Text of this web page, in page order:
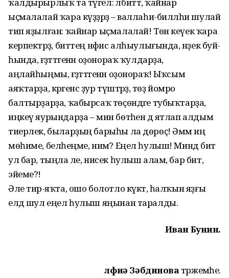
ыҫмалалай ҡара күҙҙәрҙә – валлаһи-билләһи шулай
тип яҙылған: ҡайнар ыҫмалалай! Төн кеүек ҡара
керпектәрҙә, биттең нәфис алһыулығында, нәҙек буй-
һында, ғәҙәттәгенән оҙонораҡ ҡулдарҙа,
аңлайһыңмы, ғәҙәттәгенән оҙонораҡ! Ыҡсым
аяҡтарҙа, кәрәгенсә ҙур түштәрҙә, төҙ йомро
балтырҙарҙа, ҡабырсаҡ төҫөндәге тубыҡтарҙа,
иңкеү яурындарҙа – мин бөтәһен дә ятлап алдым
тиерлек, быларҙың барыһы ла дөрөҫ! Әммә иң
мөһиме, беләһеңме, нимә? Еңел һулыш! Миндә бит
ул бар, тыңла әле, нисек һулыш алам, бар бит,
эйеме?!
Әле тирә-яҡта, ошо болотло күктә, һалҡын яҙғы
елдә шул еңел һулыш яңынан таралды.
Иван Бунин.
Әлфиә Зәбдинова тәржемәһе.